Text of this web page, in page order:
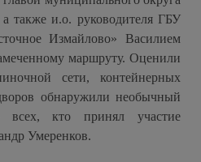
также и.о. руководителя ГБУ
Измайлово» Василием
маршруту. Оценили
сети, контейнерных
обнаружили необычный
всех, кто принял участие
Умеренков.